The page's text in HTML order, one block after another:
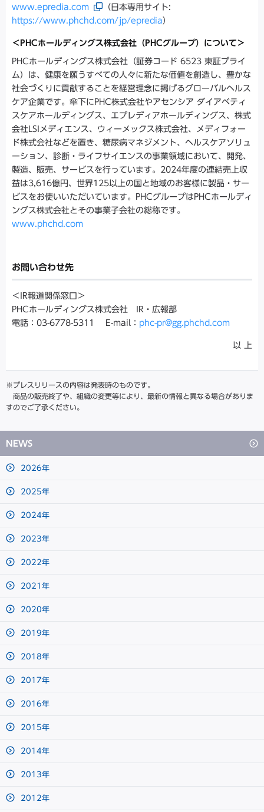
www.epredia.com
（日本専用サイト:
https://www.phchd.com/jp/epredia）
＜PHCホールディングス株式会社（PHCグループ）について＞
PHCホールディングス株式会社（証券コード 6523 東証プライ
ム）は、健康を願うすべての人々に新たな価値を創造し、豊かな
社会づくりに貢献することを経営理念に掲げるグローバルヘルス
ケア企業です。傘下にPHC株式会社やアセンシア ダイアベティ
スケアホールディングス、エプレディアホールディングス、株式
会社LSIメディエンス、ウィーメックス株式会社、メディフォー
ド株式会社などを置き、糖尿病マネジメント、ヘルスケアソリュ
ーション、診断・ライフサイエンスの事業領域において、開発、
製造、販売、サービスを行っています。2024年度の連結売上収
益は3,616億円、世界125以上の国と地域のお客様に製品・サー
ビスをお使いいただいています。PHCグループはPHCホールディ
ングス株式会社とその事業子会社の総称です。
www.phchd.com
お問い合わせ先
＜IR報道関係窓口＞
PHCホールディングス株式会社 IR・広報部
電話：03-6778-5311 E-mail： phc-pr@gg.phchd.com
以 上
※プレスリリースの内容は発表時のものです。
商品の販売終了や、組織の変更等により、最新の情報と異なる場合がありま
すのでご了承ください。
NEWS
2026年
2025年
2024年
2023年
2022年
2021年
2020年
2019年
2018年
2017年
2016年
2015年
2014年
2013年
2012年